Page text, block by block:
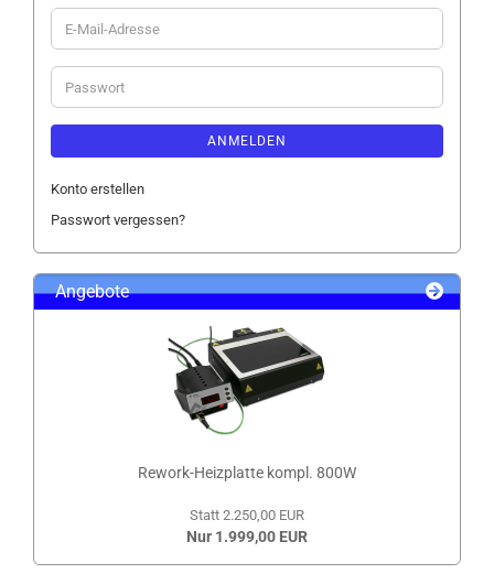
E-
Mail-
Adresse
Passwort
ANMELDEN
Konto erstellen
Passwort vergessen?
Angebote
Rework-Heizplatte kompl. 800W
Statt 2.250,00 EUR
Nur 1.999,00 EUR